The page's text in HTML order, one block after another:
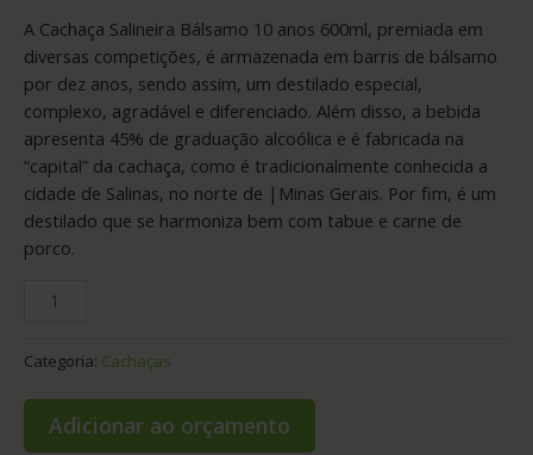
A Cachaça Salineira Bálsamo 10 anos 600ml, premiada em
diversas competições, é armazenada em barris de bálsamo
por dez anos, sendo assim, um destilado especial,
complexo, agradável e diferenciado. Além disso, a bebida
apresenta 45% de graduação alcoólica e é fabricada na
“capital” da cachaça, como é tradicionalmente conhecida a
cidade de Salinas, no norte de |Minas Gerais. Por fim, é um
destilado que se harmoniza bem com tabue e carne de
porco.
Categoria: Cachaças
Adicionar ao orçamento